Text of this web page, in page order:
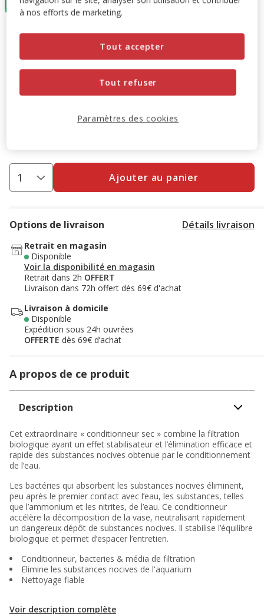
3.68€
Promotion disponible
-10% sur votre première commande* avec votre Carte
Voir conditions
Prix 3.68€
3.68€
Ajouter au panier
Options de livraison Détails livraison
Retrait en magasin
Disponible
Voir la disponibilité en magasin
Retrait dans 2h OFFERT
Livraison dans 72h offert dès 69€ d'achat
Livraison à domicile
Disponible
Expédition sous 24h ouvrées
OFFERTE dès 69€ d’achat
A propos de ce produit
Description
Cet extraordinaire « conditionneur sec » combine la filtration
biologique ayant un effet stabilisateur et l’élimination efficace et
rapide des substances nocives obtenue par le conditionnement
de l’eau.
Les bactéries qui absorbent les substances nocives éliminent,
peu après le premier contact avec l’eau, les substances, telles
que l’ammonium et les nitrites, de l’eau. Ce conditionneur
accélère la décomposition de la vase, neutralisant rapidement
un dangereux dépôt de substances nocives. Il stabilise l’équilibre
biologique et permet d’espacer l’entretien.
Conditionneur, bacteries & média de filtration
Elimine les substances nocives de l'aquarium
Nettoyage fiable
Voir description complète
à nos efforts de marketing.
Tout refuser
Tout accepter
Paramètres des cookies